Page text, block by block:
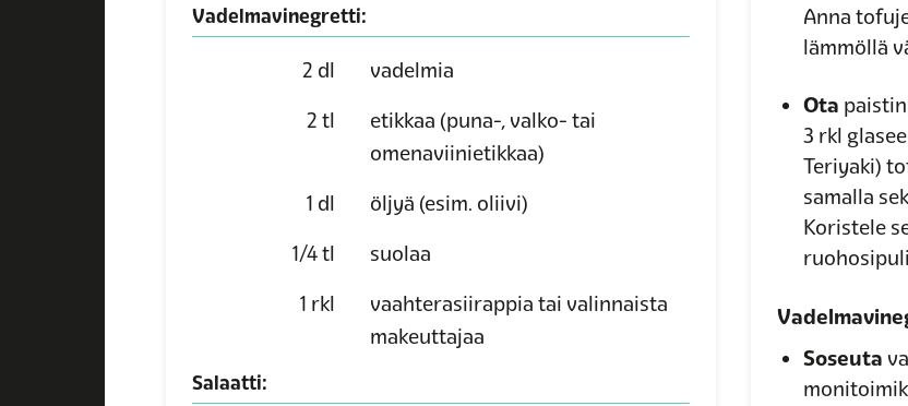
Vadelmavinegretti:
2 dl
vadelmia
2 tl etikkaa (puna-, valko- tai
omenaviinietikkaa)
1 dl öljyä (esim. oliivi)
1/4tl
suolaa
1 rkl
vaahterasiirappia tai valinnaista
makeuttajaa
Salaatti:
Anna
lämmöllä
Ota
3 rkl
Teriyaki)
samalla
Koristele
Soseuta